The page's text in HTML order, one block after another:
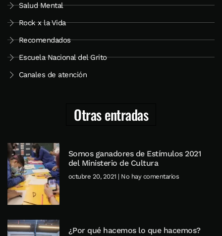
Salud Mental
Rock x la Vida
Recomendados
Escuela Nacional del Grito
Canales de atención
Otras entradas
Somos ganadores de Estímulos 2021
del Ministerio de Cultura
octubre 20, 2021 No hay comentarios
¿Por qué hacemos lo que hacemos?